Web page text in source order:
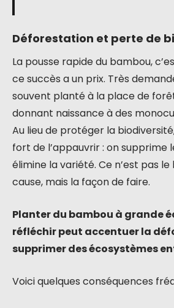
Déforestation et perte de
La pousse rapide du bambou,
ce succès a un prix. Très
souvent planté à la place de
donnant naissance à des
Au lieu de protéger la
fort de l’appauvrir : on supprime
élimine la variété. Ce n’est pas
cause, mais la façon de faire.
Planter du bambou à grande
réfléchir peut accentuer la
supprimer des écosystèmes
Voici quelques conséquences